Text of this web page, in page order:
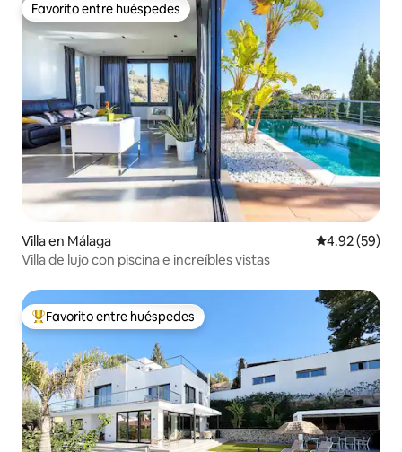
Favorito entre huéspedes
Favorito entre huéspedes
Villa en Málaga Calificación
4.92 (59)
Villa de lujo con piscina e increíbles vistas
De los mejores en Favorito entre huéspedes
Favorito entre huéspedes